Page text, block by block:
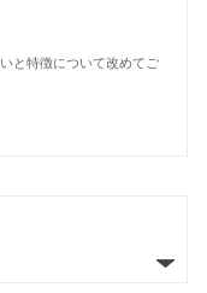
と特徴について改めてご